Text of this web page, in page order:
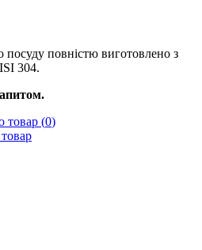
посуду повністю виготовлено з
304.
товар (0)